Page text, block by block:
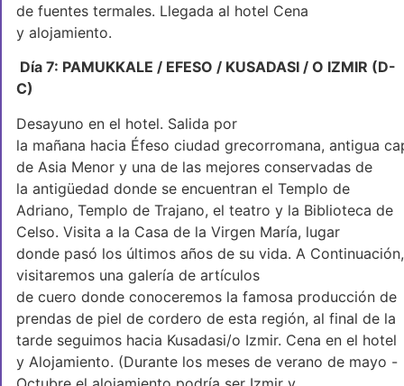
de fuentes termales. Llegada al hotel Cena
y alojamiento.
Día 7: PAMUKKALE / EFESO / KUSADASI / O IZMIR (D-
C)
Desayuno en el hotel. Salida por
la mañana hacia Éfeso ciudad grecorromana, antigua
de Asia Menor y una de las mejores conservadas de
la antigüedad donde se encuentran el Templo de
Adriano, Templo de Trajano, el teatro y la Biblioteca de
Celso. Visita a la Casa de la Virgen María, lugar
donde pasó los últimos años de su vida. A Continuación,
visitaremos una galería de artículos
de cuero donde conoceremos la famosa producción de
prendas de piel de cordero de esta región, al final de la
tarde seguimos hacia Kusadasi/o Izmir. Cena en el hotel
y Alojamiento. (Durante los meses de verano de mayo -